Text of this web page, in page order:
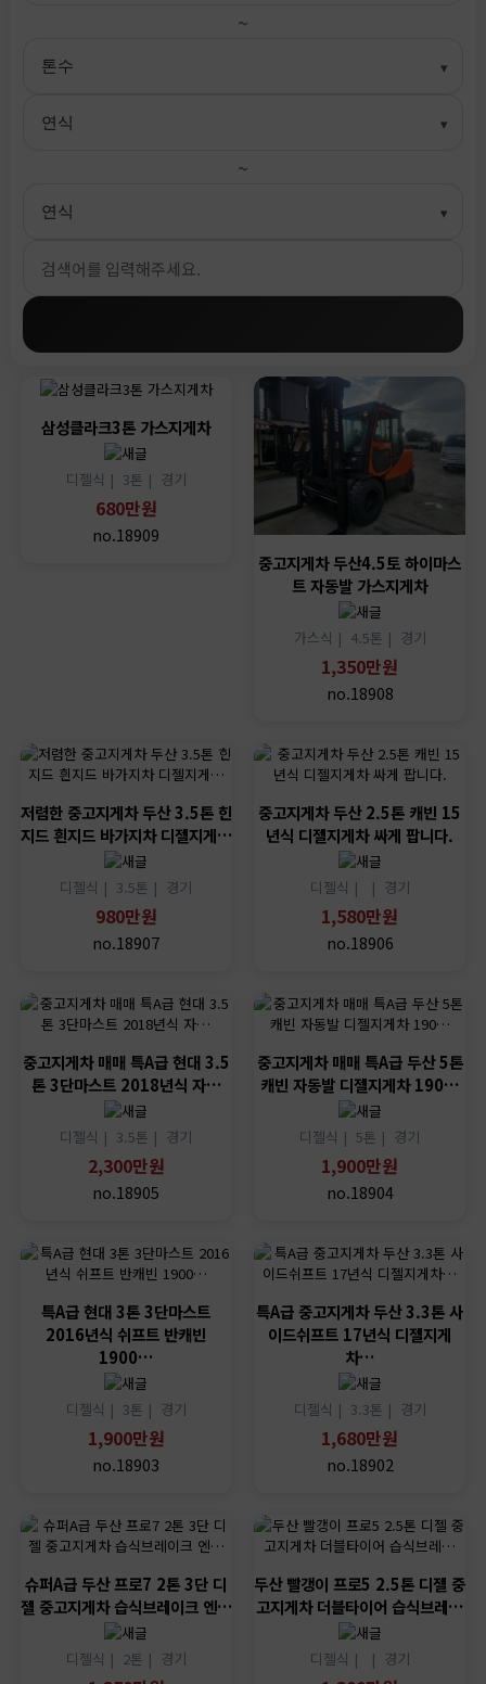
~
~
삼성클라크3톤 가스지게차
디젤식 | 3톤 | 경기
680만원
no.18909
중고지게차 두산4.5토 하이마스
트 자동발 가스지게차
가스식 | 4.5톤 | 경기
1,350만원
no.18908
저렴한 중고지게차 두산 3.5톤 힌
지드 흰지드 바가지차 디젤지게…
디젤식 | 3.5톤 | 경기
980만원
no.18907
중고지게차 두산 2.5톤 캐빈 15
년식 디젤지게차 싸게 팝니다.
디젤식 | | 경기
1,580만원
no.18906
중고지게차 매매 특A급 현대 3.5
톤 3단마스트 2018년식 자…
디젤식 | 3.5톤 | 경기
2,300만원
no.18905
중고지게차 매매 특A급 두산 5톤
캐빈 자동발 디젤지게차 190…
디젤식 |5톤 | 경기
1,900만원
no.18904
특A급 현대 3톤 3단마스트
2016년식 쉬프트 반캐빈
1900…
디젤식 | 3톤 | 경기
1,900만원
no.18903
특A급 중고지게차 두산 3.3톤 사
이드쉬프트 17년식 디젤지게
차…
디젤식 | 3.3톤 | 경기
1,680만원
no.18902
슈퍼A급 두산 프로7 2톤 3단 디
젤 중고지게차 습식브레이크 엔…
디젤식 | 2톤 | 경기
두산 빨갱이 프로5 2.5톤 디젤 중
고지게차 더블타이어 습식브레…
디젤식 | | 경기